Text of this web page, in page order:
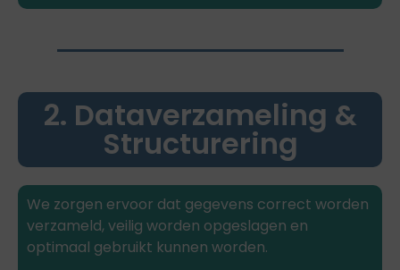
2. Dataverzameling &
Structurering
We zorgen ervoor dat gegevens correct worden
verzameld, veilig worden opgeslagen en
optimaal gebruikt kunnen worden.